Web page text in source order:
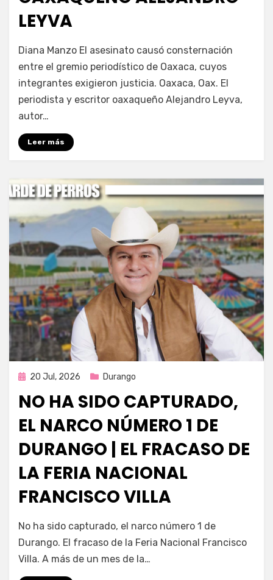
LEYVA
Fernando Miranda Servín
Diana Manzo El asesinato causó consternación
entre el gremio periodístico de Oaxaca, cuyos
integrantes exigieron justicia. Oaxaca, Oax. El
periodista y escritor oaxaqueño Alejandro Leyva,
autor…
Leer más
Publicada
20 Jul, 2026 Durango
NO HA SIDO CAPTURADO,
EL NARCO NÚMERO 1 DE
DURANGO | EL FRACASO DE
LA FERIA NACIONAL
FRANCISCO VILLA
por Fernando Miranda Servín
No ha sido capturado, el narco número 1 de
Durango. El fracaso de la Feria Nacional Francisco
Villa. A más de un mes de la…